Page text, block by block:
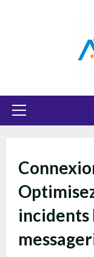
Primary
incidents